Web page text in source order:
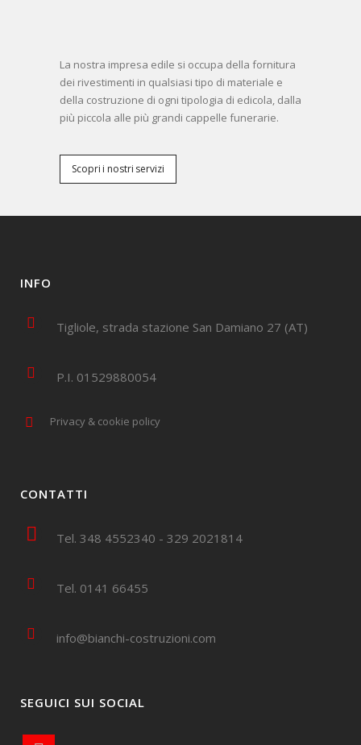
La nostra impresa edile si occupa della fornitura
dei rivestimenti in qualsiasi tipo di materiale e
della costruzione di ogni tipologia di edicola, dalla
più piccola alle più grandi cappelle funerarie.
Scopri i nostri servizi
INFO
Tigliole, strada stazione San Damiano 27 (AT)
P.I. 01529880054
Privacy & cookie policy
CONTATTI
Tel. 348 4552340 - 329 2021814
Tel. 0141 66455
info@bianchi-costruzioni.com
SEGUICI SUI SOCIAL